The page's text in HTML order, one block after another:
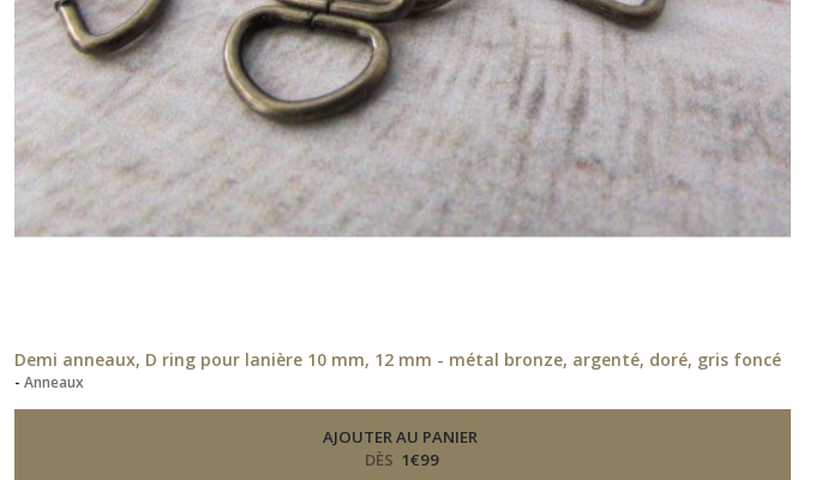
Demi anneaux, D ring pour lanière 10 mm, 12 mm - métal bronze, argenté, doré, gris foncé
- Anneaux
AJOUTER AU PANIER
DÈS 1€99
Passant
(6)
Afficher
résultats